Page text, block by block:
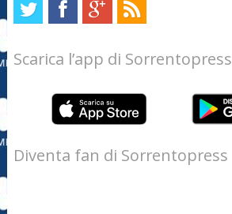
Scarica l’app di Sorrentopress
Diventa fan di Sorrentopress